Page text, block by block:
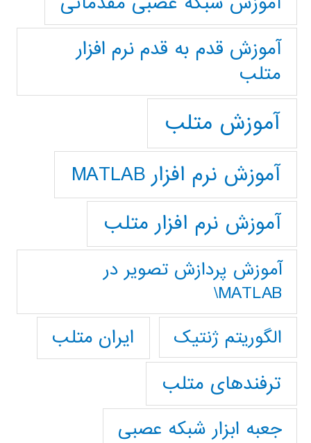
آموزش قدم به قدم نرم افزار
متلب
آموزش متلب
آموزش نرم افزار MATLAB
آموزش نرم افزار متلب
آموزش پردازش تصوير در
MATLAB\
الگوریتم ژنتیک
ایران متلب
ترفندهای متلب
جعبه ابزار شبکه عصبی